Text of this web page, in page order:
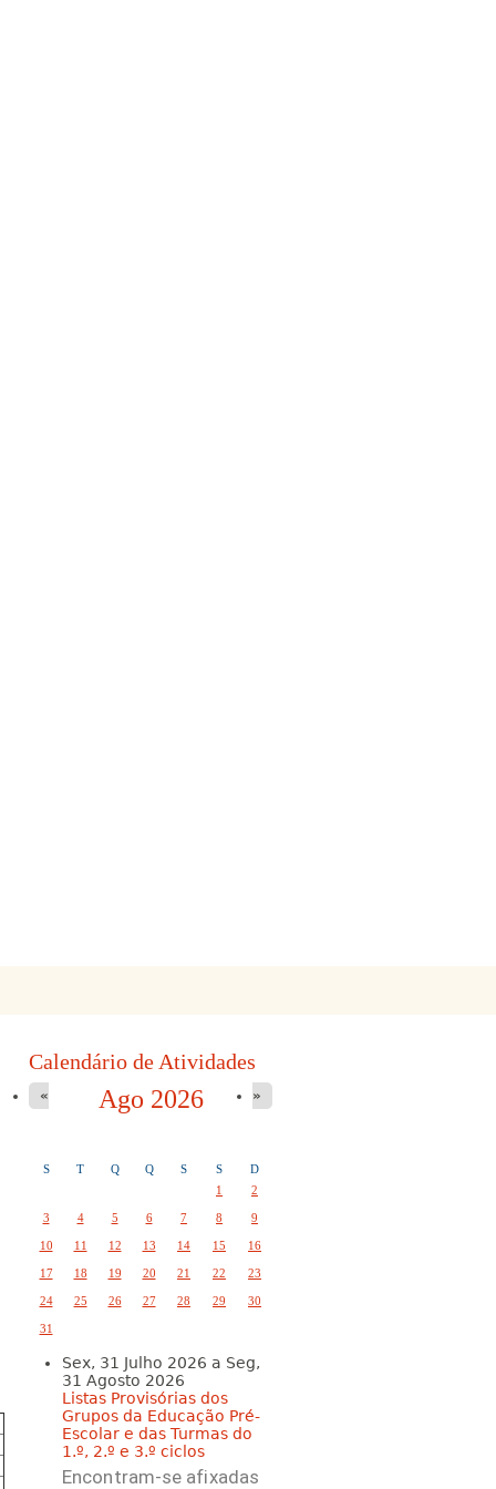
Calendário de Atividades
Ago 2026
« »
S T Q Q S S
D
1
2
3 4 5 6 7 8 9
10 11 12 13 14 15 16
17 18 19 20 21 22 23
24 25 26 27 28 29 30
31
Sex, 31 Julho 2026 a Seg,
31 Agosto 2026
Listas Provisórias dos
Grupos da Educação Pré-
Escolar e das Turmas do
1.º, 2.º e 3.º ciclos
Encontram-se afixadas